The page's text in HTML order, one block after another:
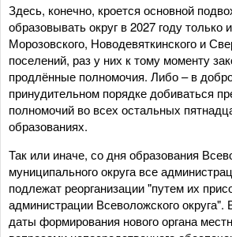
Здесь, конечно, кроется основной
образовывать округ в 2027 году только
Морозовского, Новодевяткинского и
поселений, раз у них к тому моменту
продлённые полномочия. Либо – в
принудительном порядке добиваться
полномочий во всех остальных
образованиях.
Так или иначе, со дня образования
муниципального округа все
подлежат реорганизации "путем их
администрации Всеволожского
даты формирования нового органа